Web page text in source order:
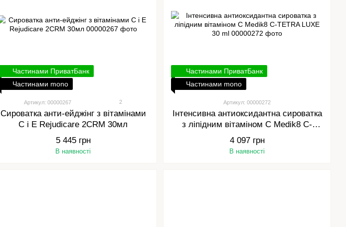
Частинами ПриватБанк
Частинами mono
Артикул: 00000267 2
Сироватка анти-ейджінг з вітамінами
С і Е Rejudicare 2CRM 30мл
5 445 грн
В наявності
Частинами ПриватБанк
Частинами mono
Артикул: 00000272
Інтенсивна антиоксидантна сироватка
з ліпідним вітаміном С Medik8 C-
TETRA LUXE 30 ml
4 097 грн
В наявності